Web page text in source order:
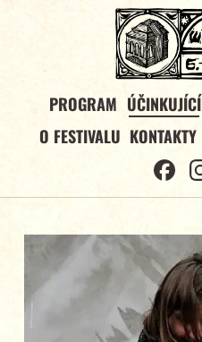
PROGRAM ÚČINKUJÍCÍ
O FESTIVALU KONTAKTY